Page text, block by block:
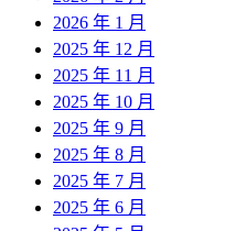
2026 年 1 月
2025 年 12 月
2025 年 11 月
2025 年 10 月
2025 年 9 月
2025 年 8 月
2025 年 7 月
2025 年 6 月